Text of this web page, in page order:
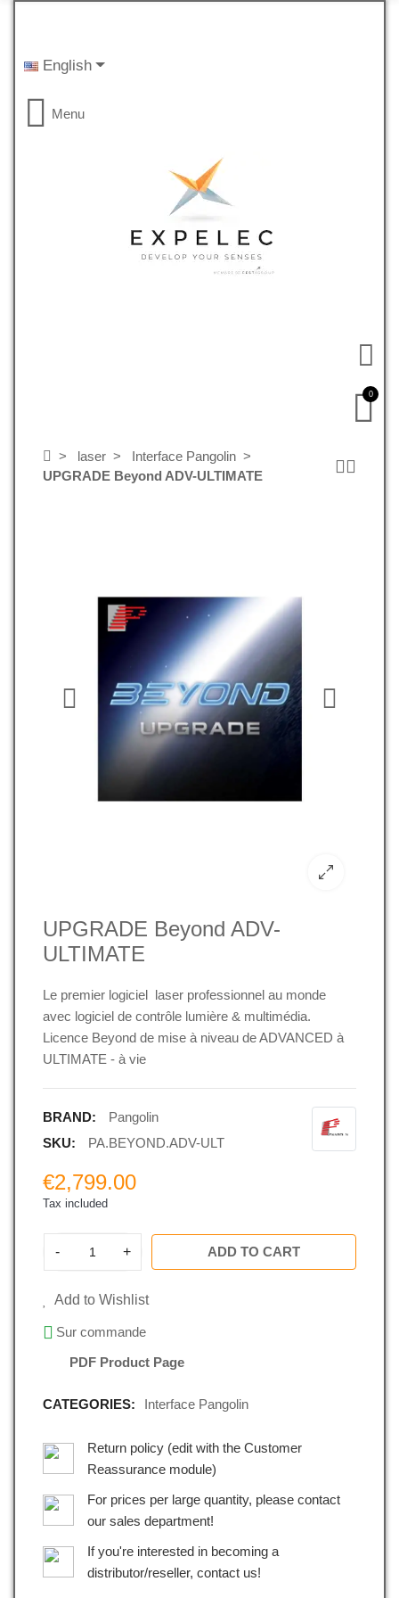
English
Menu
0
laser
Interface Pangolin
UPGRADE Beyond ADV-ULTIMATE
UPGRADE Beyond ADV-
ULTIMATE
Le premier logiciel laser professionnel au monde
avec logiciel de contrôle lumière & multimédia.
Licence Beyond de mise à niveau de ADVANCED à
ULTIMATE - à vie
BRAND:
Pangolin
SKU:
PA.BEYOND.ADV-ULT
€2,799.00
Tax included
- + ADD TO CART
Add to Wishlist
Sur commande
PDF Product Page
CATEGORIES: Interface Pangolin
Return policy (edit with the Customer
Reassurance module)
For prices per large quantity, please contact
our sales department!
If you're interested in becoming a
distributor/reseller, contact us!